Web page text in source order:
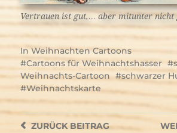
Vertrauen ist gut,… aber mitunter nicht
InWeihnachten Cartoons
Cartoons für Weihnachtshasser
Weihnachts-Cartoon
schwarzer
Weihnachtskarte
ZURÜCKBEITRAG